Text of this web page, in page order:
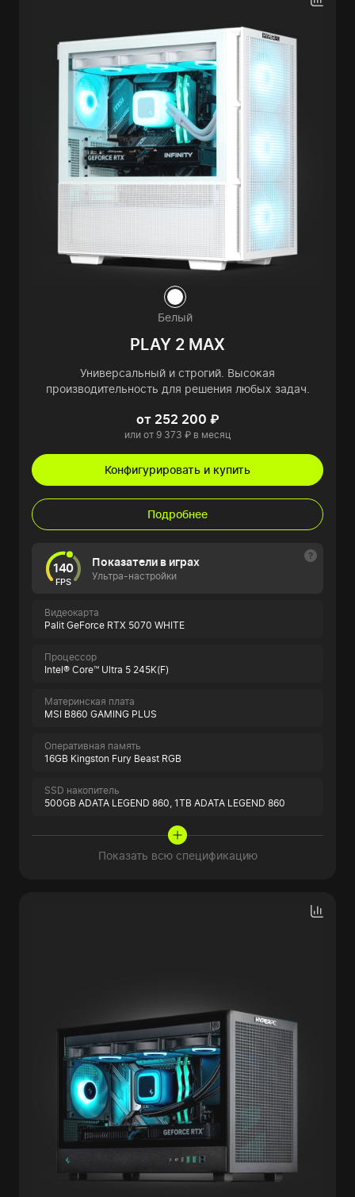
Белый
PLAY 2 MAX
Универсальный и строгий. Высокая
производительность для решения любых задач.
от 252 200 ₽
или от 9 373 ₽ в месяц
Конфигурировать и купить
Подробнее
140
FPS
Показатели в играх
Ультра-настройки
Видеокарта
Palit GeForce RTX 5070 WHITE
Процессор
Intel® Core™ Ultra 5 245K(F)
Материнская плата
MSI B860 GAMING PLUS
Оперативная память
16GB Kingston Fury Beast RGB
SSD накопитель
500GB ADATA LEGEND 860, 1TB ADATA LEGEND 860
Показать всю спецификацию